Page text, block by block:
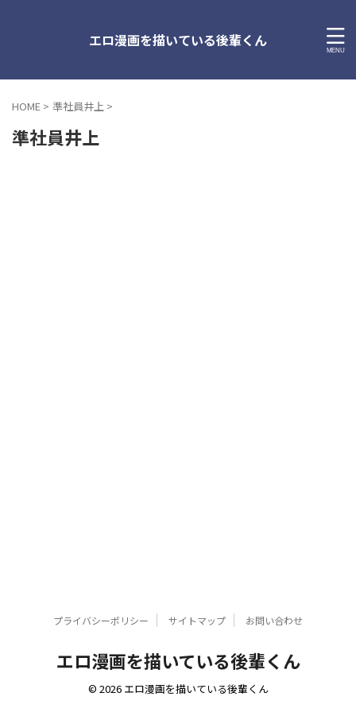
エロ漫画を描いている後輩くん
HOME > 準社員井上 >
準社員井上
プライバシーポリシー サイトマップ お問い合わせ
エロ漫画を描いている後輩くん
© 2026 エロ漫画を描いている後輩くん